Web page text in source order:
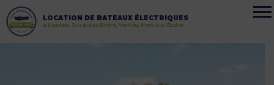
LOCATION DE BATEAUX ÉLECTRIQUES
à Nantes, Sucé-sur-Erdre, Vertou, Nort-sur-Erdre